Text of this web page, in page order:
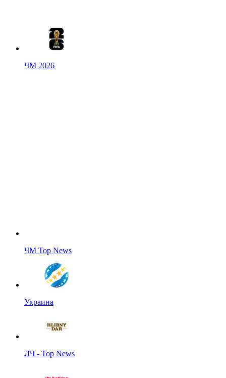
ЧМ 2026
ЧМ Top News
Украина
ЛЧ - Top News